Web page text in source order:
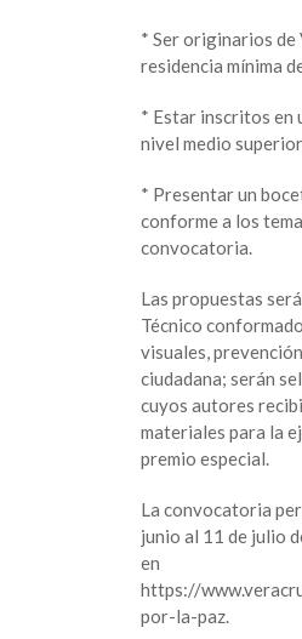
* Ser originarios de
residencia mínima
* Estar inscritos en
nivel medio
* Presentar un
conforme a los
convocatoria.
Las propuestas
Técnico
visuales,
ciudadana; serán
cuyos autores
materiales para la
premio especial.
La convocatoria
junio al 11 de julio
en
https://
por-la-paz.